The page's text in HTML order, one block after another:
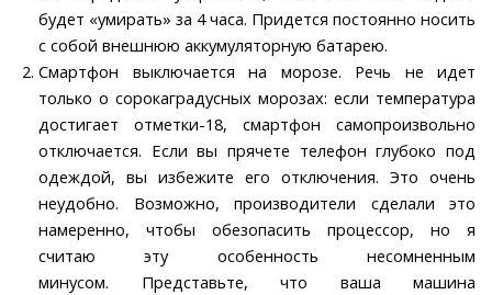
будет «умирать» за 4 часа. Придется постоянно носить
с собой внешнюю аккумуляторную батарею.
Смартфон выключается на морозе. Речь не идет
только о сорокаградусных морозах: если температура
достигает отметки-18, смартфон самопроизвольно
отключается. Если вы прячете телефон глубоко под
одеждой, вы избежите его отключения. Это очень
неудобно. Возможно, производители сделали это
намеренно, чтобы обезопасить процессор, но я
считаю эту особенность несомненным
минусом. Представьте, что ваша машина